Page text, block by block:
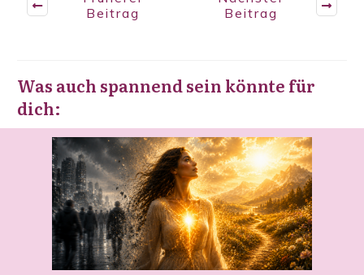
Beitrag
Beitrag
Was auch spannend sein könnte für
dich: